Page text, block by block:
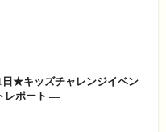
日★キッズチャレンジイベン
レポート —